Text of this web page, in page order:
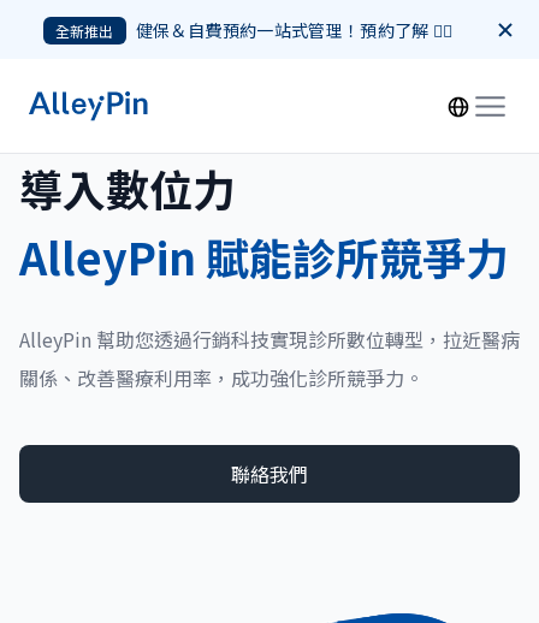
導入數位力
AlleyPin 賦能診所競爭力
AlleyPin 幫助您透過行銷科技實現診所數位轉型，拉近醫病
關係、改善醫療利用率，成功強化診所競爭力。
聯絡我們
全新推出 健保＆自費預約一站式管理！預約了解 👉🏻